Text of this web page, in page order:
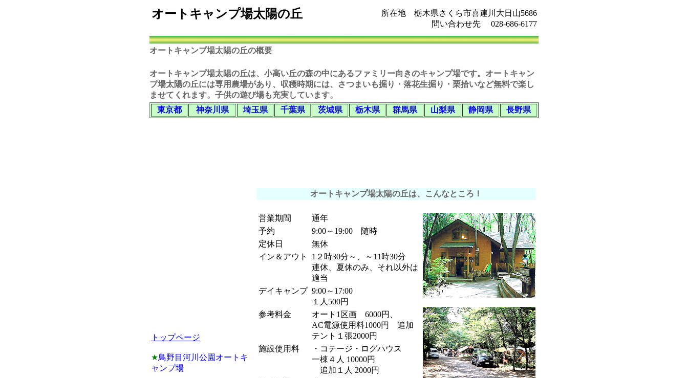
オートキャンプ場太陽の丘
所在地 栃木県さくら市喜連川大日山5686
問い合わせ先 028-686-6177
オートキャンプ場太陽の丘の概要
オートキャンプ場太陽の丘は、小高い丘の森の中にあるファミリー向きのキャンプ場です。 オートキャン
プ場太陽の丘には専用農場があり、収穫時期には、さつまいも掘り・落花生掘り・栗拾いなど無料で楽し
ませてくれます。子供の遊び場も充実しています。
東京都
神奈川県 埼玉県 千葉県 茨城県 栃木県 群馬県 山梨県 静岡県 長野県
オートキャンプ場太陽の丘は、こんなところ！
営業期間
通年
予約
9:00～19:00 随時
定休日
無休
イン＆アウト
1２時30分～、～11時30分
連休、夏休のみ、それ以外は
適当
デイキャンプ 9:00～17:00
１人500円
参考料金
オート1区画 6000円、
AC電源使用料1000円 追加
テント１張2000円
施設使用料
・コテージ・ログハウス
一棟４人 10000円
追加１人 2000円
トップページ
★鳥野目河川公園オートキ
ャンプ場